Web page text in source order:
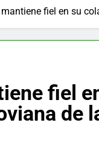
fiel en su
fiel
de